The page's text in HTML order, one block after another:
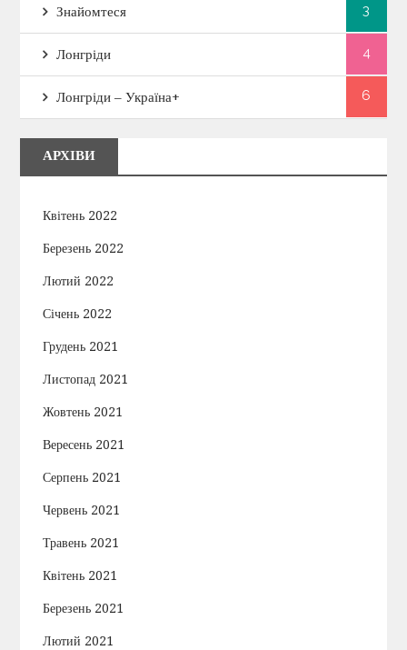
Знайомтеся 3
Лонгріди 4
Лонгріди – Україна+ 6
АРХІВИ
Квітень 2022
Березень 2022
Лютий 2022
Січень 2022
Грудень 2021
Листопад 2021
Жовтень 2021
Вересень 2021
Серпень 2021
Червень 2021
Травень 2021
Квітень 2021
Березень 2021
Лютий 2021